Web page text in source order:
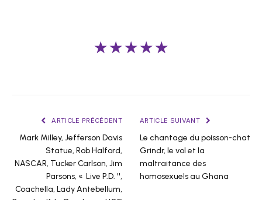
★★★★★
ARTICLE PRÉCÉDENT
Mark Milley, Jefferson Davis
Statue, Rob Halford,
NASCAR, Tucker Carlson, Jim
Parsons, « Live P.D. '',
Coachella, Lady Antebellum,
ARTICLE SUIVANT
Le chantage du poisson-chat
Grindr, le vol et la
maltraitance des
homosexuels au Ghana